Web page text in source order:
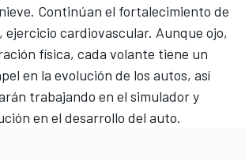
Continúan el fortalecimiento de
ejercicio cardiovascular. Aunque ojo,
física, cada volante tiene un
en la evolución de los autos, así
trabajando en el simulador y
en el desarrollo del auto.